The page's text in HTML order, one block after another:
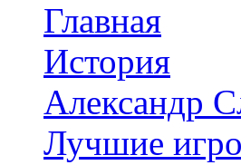
Главная
История
Александр
Лучшие